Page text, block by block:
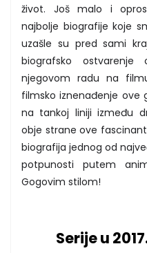
život. Još malo i
najbolje biografije koje
uzašle su pred sami
biografsko
njegovom radu na
filmsko iznenađenje ove
na tankoj liniji između
obje strane ove
biografija jednog od
potpunosti putem
Gogovim stilom!
Serije u